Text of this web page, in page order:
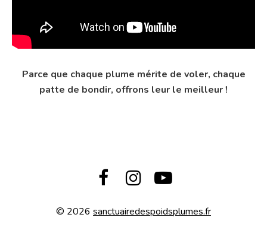
Parce que chaque plume mérite de voler, chaque
patte de bondir, offrons leur le meilleur !
  
© 2026 sanctuairedespoidsplumes.fr